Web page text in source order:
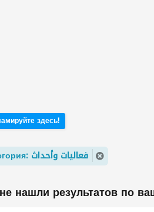
здесь!
Категория: فعاليات وأحداث
нашли результатов по